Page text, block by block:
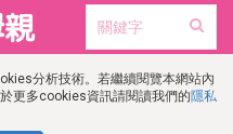
分析技術。若繼續閱覽本網站內
更多cookies資訊請閱讀我們的隱私